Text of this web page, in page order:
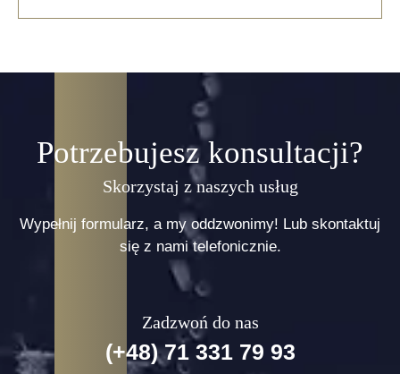
Potrzebujesz konsultacji?
Skorzystaj z naszych usług
Wypełnij formularz, a my oddzwonimy! Lub skontaktuj
się z nami telefonicznie.
Zadzwoń do nas
(+48) 71 331 79 93